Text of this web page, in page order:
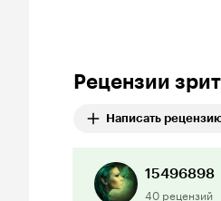
Рецензии
Написать
15496898
40 рецензий